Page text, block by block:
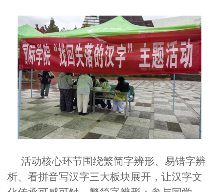
活动核心环节围绕繁简字辨形、易错字辨
析、看拼音写汉字三大板块展开，让汉字文